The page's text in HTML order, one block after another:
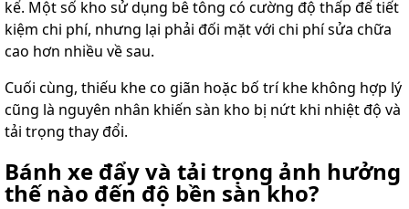
kể. Một số kho sử dụng bê tông có cường độ thấp để tiết
kiệm chi phí, nhưng lại phải đối mặt với chi phí sửa chữa
cao hơn nhiều về sau.
Cuối cùng, thiếu khe co giãn hoặc bố trí khe không hợp lý
cũng là nguyên nhân khiến sàn kho bị nứt khi nhiệt độ và
tải trọng thay đổi.
Bánh xe đẩy và tải trọng ảnh hưởng
thế nào đến độ bền sàn kho?